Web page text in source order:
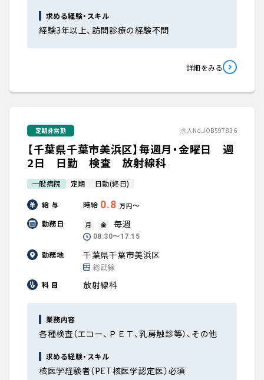
求める経験・スキル
経験3年以上、訪問診療の経験不問
詳細をみる
定期非常勤 求人No.JOB597836
【千葉県千葉市美浜区】毎週月・金曜日 週
2日 日勤 検査 放射線科
一般病院 定期 日勤(終日)
給 与 時給 0.8 万円〜
勤務日
月 金 毎週
08:30〜17:15
勤務地 千葉県千葉市美浜区
総武線
科 目
放射線科
業務内容
各種検査（エコー、ＰＥＴ、乳房触診等）、その他
求める経験・スキル
核医学経験者（PET核医学認定医）必須